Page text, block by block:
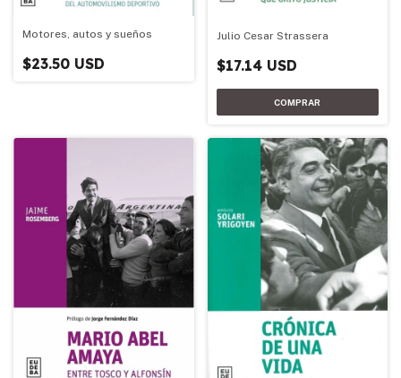
Motores, autos y sueños
$23.50 USD
Julio Cesar Strassera
$17.14 USD